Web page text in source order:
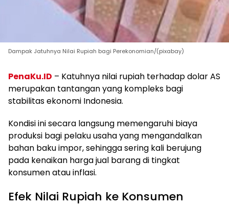
Dampak Jatuhnya Nilai Rupiah bagi Perekonomian/(pixabay)
PenaKu.ID – Katuhnya nilai rupiah terhadap dolar AS
merupakan tantangan yang kompleks bagi
stabilitas ekonomi Indonesia.
Kondisi ini secara langsung memengaruhi biaya
produksi bagi pelaku usaha yang mengandalkan
bahan baku impor, sehingga sering kali berujung
pada kenaikan harga jual barang di tingkat
konsumen atau inflasi.
Efek Nilai Rupiah ke Konsumen